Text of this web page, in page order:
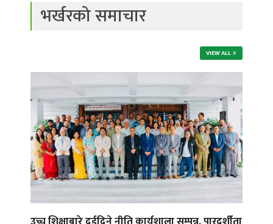
भर्खरको समाचार
VIEW ALL